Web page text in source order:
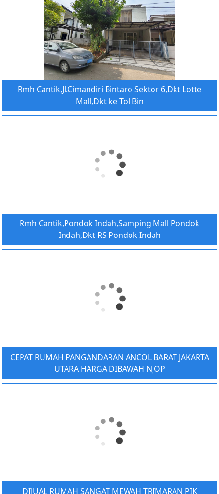
Rmh Cantik,Jl.Cimandiri Bintaro Sektor 6,Dkt Lotte
Mall,Dkt ke Tol Bin
Rmh Cantik,Pondok Indah,Samping Mall Pondok
Indah,Dkt RS Pondok Indah
CEPAT RUMAH PANGANDARAN ANCOL BARAT JAKARTA
UTARA HARGA DIBAWAH NJOP
DIJUAL RUMAH SANGAT MEWAH TRIMARAN PIK